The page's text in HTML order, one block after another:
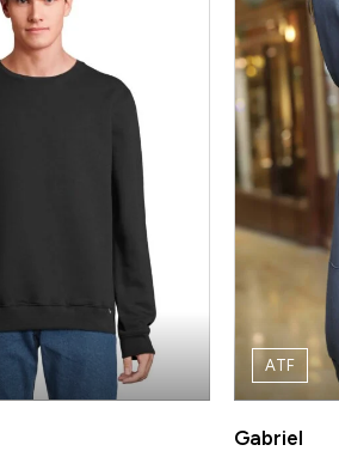
ATF
Gabriel